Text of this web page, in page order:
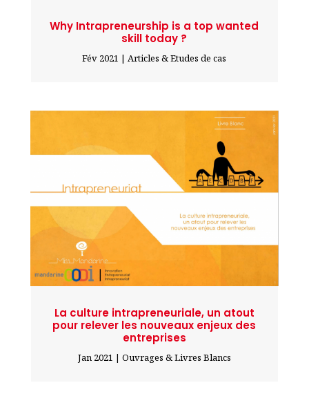
Why Intrapreneurship is a top wanted
skill today ?
Fév 2021 |Articles & Etudes de cas
La culture intrapreneuriale, un atout
pour relever les nouveaux enjeux des
entreprises
Jan 2021 | Ouvrages & Livres Blancs